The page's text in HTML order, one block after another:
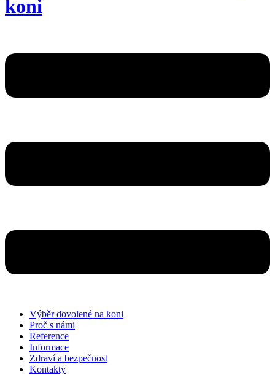
Výběr dovolené na koni
Proč s námi
Reference
Informace
Zdraví a bezpečnost
Kontakty